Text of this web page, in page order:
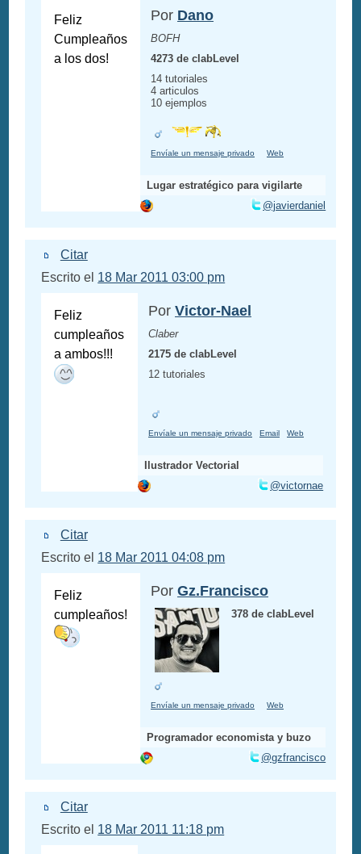
Feliz
Cumpleaños
a los dos!
Por Dano
BOFH
4273 de clabLevel
14 tutoriales
4 articulos
10 ejemplos
Envíale un mensaje privado Web
Lugar estratégico para vigilarte
@javierdaniel
Citar
Escrito el 18 Mar 2011 03:00 pm
Feliz
cumpleaños
a ambos!!!
Por Victor-Nael
Claber
2175 de clabLevel
12 tutoriales
Envíale un mensaje privado Email Web
Ilustrador Vectorial
@victornae
Citar
Escrito el 18 Mar 2011 04:08 pm
Feliz
cumpleaños!
Por Gz.Francisco
378 de clabLevel
Envíale un mensaje privado Web
Programador economista y buzo
@gzfrancisco
Citar
Escrito el 18 Mar 2011 11:18 pm